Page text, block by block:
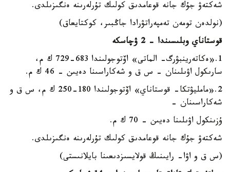
شەكتەۋ جۇك جانە قوعامدىق كولىك تۇرلەرىنە ەنگىزىلدى.
(نولدەن تومەن تەمپەراتۋرادا جاڭبىر، كوكتايعاق)
قوستاناي وبلىسىندا - 2 ۋچاسكە
1.«ەكاتەرينبۋرگ- الماتى» اۆتوجولىندا 683-729 ك م،
سارىكول اۋىلىنان - س ق و شەكاراسىنا دەيىن - 46 ك م.
2.«مامليۋتكا- قوستاناي» اۆتوجولىندا 180-250 ك م، س ق و
شەكاراسىنان -
ۇزىنكول اۋىلىنا دەيىن - 70 ك م.
شەكتەۋ جۇك جانە قوعامدىق كولىك تۇرلەرىنە ەنگىزىلدى.
(س ق و اۋا- رايىنىڭ قولايسىزدىعىنا بايلانىستى)